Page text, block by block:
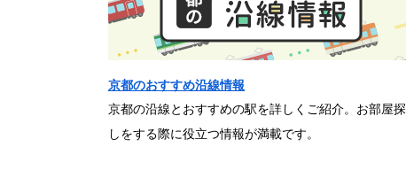
京都のおすすめ沿線情報
京都の沿線とおすすめの駅を詳しくご紹介。お部屋探
しをする際に役立つ情報が満載です。